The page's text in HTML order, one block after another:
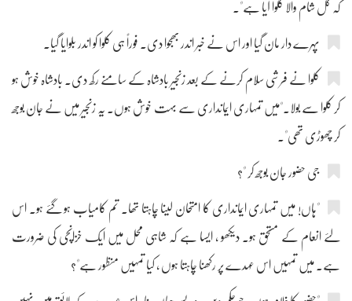
کہ کل شام والا کلوا آیا ہے"۔
پہرے دار مان گیا اور اس نے خبر اندر بھجوا دی۔ فوراً ہی کلوا کو اندر بلوایا گیا۔
کلوا نے فرشی سلام کرنے کے بعد زنجیر بادشاہ کے سامنے رکھ دی۔ بادشاہ خوش ہو
کر کلوا سے بولا۔"میں تمہاری ایمانداری سے بہت خوش ہوں۔ یہ زنجیر میں نے جان بوجھ
کر چھوڑی تھی"۔
جی حضور جان بوجھ کر "؟
"ہاں! میں تمہاری ایمانداری کا امتحان لینا چاہتا تھا۔ تم کامیاب ہو گئے ہو۔ اس
لئے انعام کے مستحق ہو۔ دیکھو ، ایسا ہے کہ شاہی محل میں ایک خزانچی کی ضرورت
ہے۔ میں تمہیں اس عہدے پر رکھنا چاہتا ہوں ، کیا تمہیں منظور ہے"؟